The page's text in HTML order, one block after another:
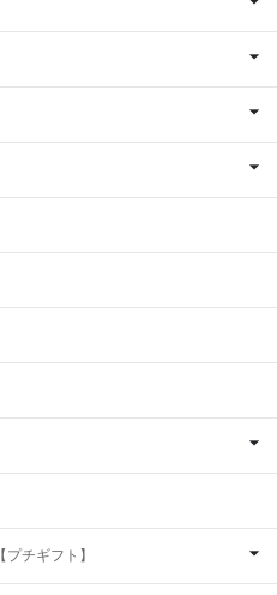
チギフト】